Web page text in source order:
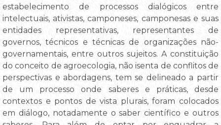
estabelecimento de processos dialógicos entre
intelectuais, ativistas, camponeses, camponesas e suas
entidades representativas, representantes de
governos, técnicos e técnicas de organizações não-
governamentais, entre outros sujeitos. A constituição
do conceito de agroecologia, não isenta de conflitos de
perspectivas e abordagens, tem se delineado a partir
de um processo onde saberes e práticas, desde
contextos e pontos de vista plurais, foram colocados
em diálogo, notadamente o saber científico e outros